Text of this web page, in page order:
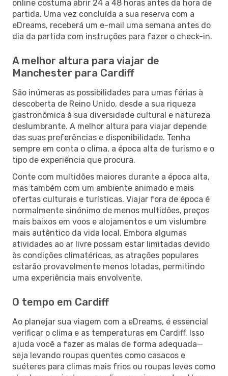
online costuma abrir 24 a 48 horas antes da hora de
partida. Uma vez concluída a sua reserva com a
eDreams, receberá um e-mail uma semana antes do
dia da partida com instruções para fazer o check-in.
A melhor altura para viajar de
Manchester para Cardiff
São inúmeras as possibilidades para umas férias à
descoberta de Reino Unido, desde a sua riqueza
gastronómica à sua diversidade cultural e natureza
deslumbrante. A melhor altura para viajar depende
das suas preferências e disponibilidade. Tenha
sempre em conta o clima, a época alta de turismo e o
tipo de experiência que procura.
Conte com multidões maiores durante a época alta,
mas também com um ambiente animado e mais
ofertas culturais e turísticas. Viajar fora de época é
normalmente sinónimo de menos multidões, preços
mais baixos em voos e alojamentos e um vislumbre
mais autêntico da vida local. Embora algumas
atividades ao ar livre possam estar limitadas devido
às condições climatéricas, as atrações populares
estarão provavelmente menos lotadas, permitindo
uma experiência mais envolvente.
O tempo em Cardiff
Ao planejar sua viagem com a eDreams, é essencial
verificar o clima e as temperaturas em Cardiff. Isso
ajuda você a fazer as malas de forma adequada—
seja levando roupas quentes como casacos e
suéteres para climas mais frios ou roupas leves como